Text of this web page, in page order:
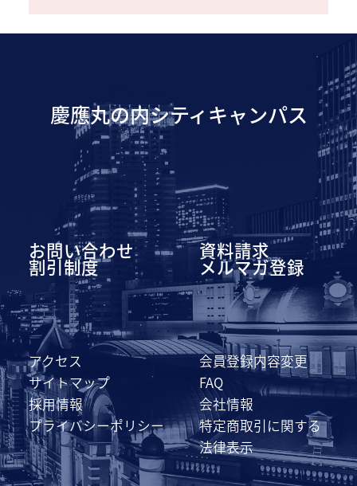
慶應丸の内シティキャンパス
お問い合わせ 資料請求
割引制度 メルマガ登録
アクセス
会員登録内容変更
サイトマップ
FAQ
採用情報
会社情報
プライバシーポリシー
特定商取引に関する
法律表示